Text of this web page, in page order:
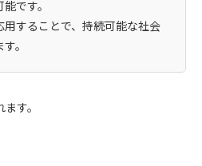
です。
することで、持続可能な社会
。
す。